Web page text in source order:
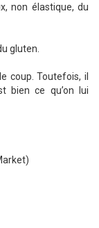
non élastique, du
gluten.
coup. Toutefois, il
bien ce qu’on lui